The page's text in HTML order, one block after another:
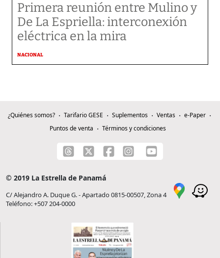
Primera reunión entre Mulino y
De La Espriella: interconexión
eléctrica en la mira
NACIONAL
¿Quiénes somos? Tarifario GESE Suplementos Ventas
e-Paper
Puntos de venta
Términos y condiciones
© 2019 La Estrella de Panamá
C/ Alejandro A. Duque G. - Apartado 0815-00507, Zona 4
Teléfono: +507 204-0000